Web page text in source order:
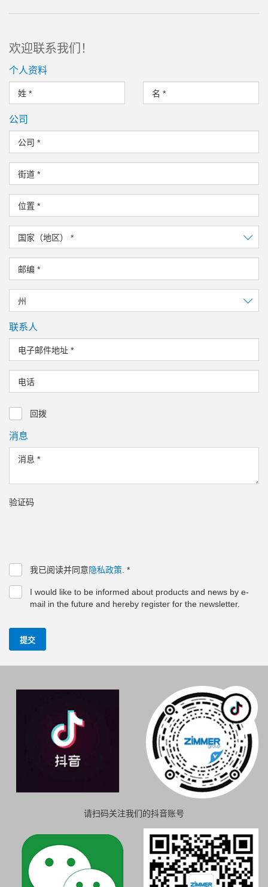
欢迎联系我们！
个人资料
姓 * 名 *
公司
公司 *
街道 *
位置 *
国家（地区） *
邮编 *
州
联系人
电子邮件地址 *
电话
回拨
消息
消息 *
验证码
我已阅读并同意隐私政策. *
I would like to be informed about products and news by e-
mail in the future and hereby register for the newsletter.
提交
请扫码关注我们的抖音账号